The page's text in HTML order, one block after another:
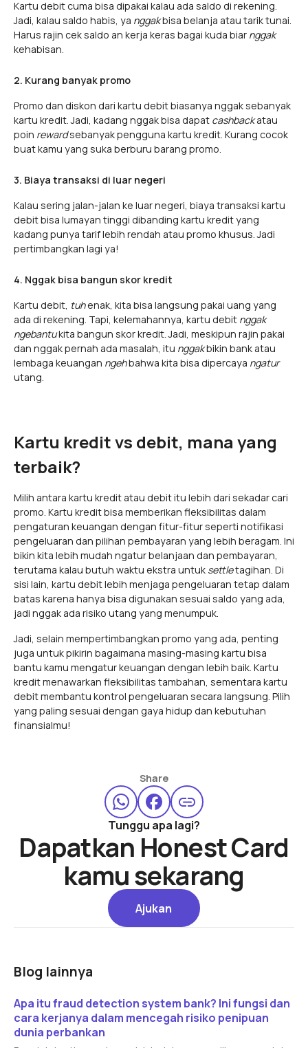
Kartu debit cuma bisa dipakai kalau ada saldo di rekening.
Jadi, kalau saldo habis, ya nggakbisa belanja atau tarik tunai.
Harus rajin cek saldo an kerja keras bagai kuda biar nggak
kehabisan.
2. Kurang banyak promo
Promo dan diskon dari kartu debit biasanya nggak sebanyak
kartu kredit. Jadi, kadang nggak bisa dapat cashbackatau
poin rewardsebanyak pengguna kartu kredit. Kurang cocok
buat kamu yang suka berburu barang promo.
3. Biaya transaksi di luar negeri
Kalau sering jalan-jalan ke luar negeri, biaya transaksi kartu
debit bisa lumayan tinggi dibanding kartu kredit yang
kadang punya tarif lebih rendah atau promo khusus. Jadi
pertimbangkan lagi ya!
4. Nggak bisa bangun skor kredit
Kartu debit, tuhenak, kita bisa langsung pakai uang yang
ada di rekening. Tapi, kelemahannya, kartu debit nggak
ngebantukita bangun skor kredit. Jadi, meskipun rajin pakai
dan nggak pernah ada masalah, itu nggakbikin bank atau
lembaga keuangan ngehbahwa kita bisa dipercaya ngatur
utang.
Kartu kredit vs debit, mana yang
terbaik?
Milih antara kartu kredit atau debit itu lebih dari sekadar cari
promo. Kartu kredit bisa memberikan fleksibilitas dalam
pengaturan keuangan dengan fitur-fitur seperti notifikasi
pengeluaran dan pilihan pembayaran yang lebih beragam. Ini
bikin kita lebih mudah ngatur belanjaan dan pembayaran,
terutama kalau butuh waktu ekstra untuk settletagihan. Di
sisi lain, kartu debit lebih menjaga pengeluaran tetap dalam
batas karena hanya bisa digunakan sesuai saldo yang ada,
jadi nggak ada risiko utang yang menumpuk.
Jadi, selain mempertimbangkan promo yang ada, penting
juga untuk pikirin bagaimana masing-masing kartu bisa
bantu kamu mengatur keuangan dengan lebih baik. Kartu
kredit menawarkan fleksibilitas tambahan, sementara kartu
debit membantu kontrol pengeluaran secara langsung. Pilih
yang paling sesuai dengan gaya hidup dan kebutuhan
finansialmu!
Share
Tunggu apa lagi?
Dapatkan Honest Card
kamu sekarang
Ajukan
Ajukan
Blog lainnya
Apa itu fraud detection system bank? Ini fungsi dan
cara kerjanya dalam mencegah risiko penipuan
dunia perbankan